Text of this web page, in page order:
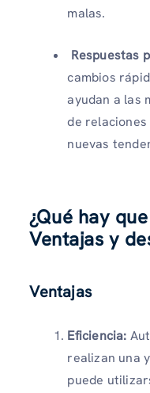
malas.
Respuestas
cambios
ayudan a las
de
nuevas
¿Qué hay
Ventajas y
Ventajas
Eficiencia:
realizan una
puede